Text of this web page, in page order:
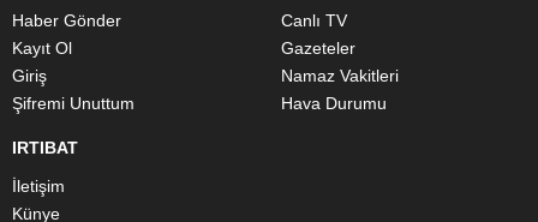
Haber Gönder
Kayıt Ol
Giriş
Şifremi Unuttum
Canlı TV
Gazeteler
Namaz Vakitleri
Hava Durumu
IRTIBAT
İletişim
Künye